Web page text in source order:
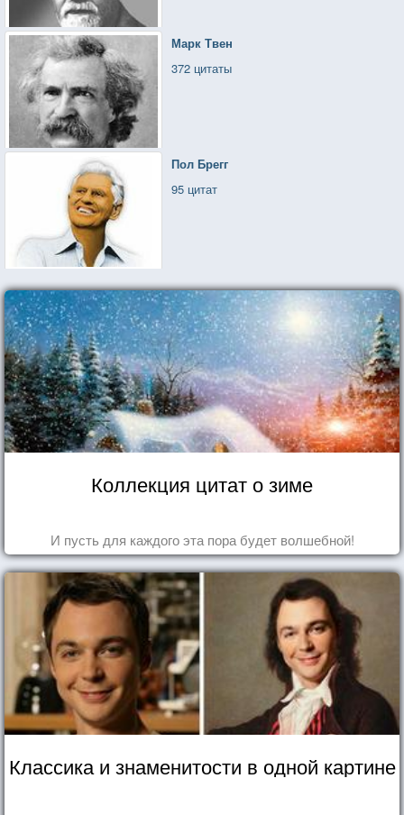
Марк Твен
372 цитаты
Пол Брегг
95 цитат
Коллекция цитат о зиме
И пусть для каждого эта пора будет волшебной!
Классика и знаменитости в одной картине